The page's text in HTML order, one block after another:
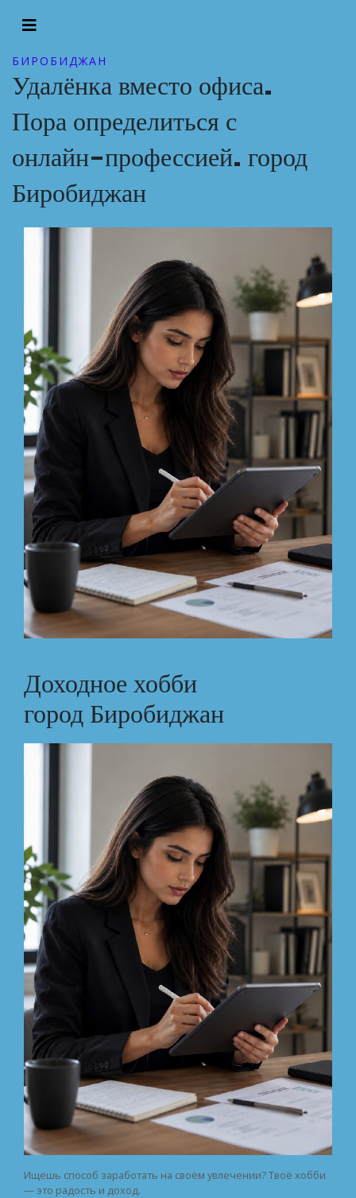
БИРОБИДЖАН
Удалёнка вместо офиса.
Пора определиться с
онлайн-профессией. город
Биробиджан
Доходное хобби
город Биробиджан
Ищешь способ заработать на своём увлечении? Твоё хобби
— это радость и доход.